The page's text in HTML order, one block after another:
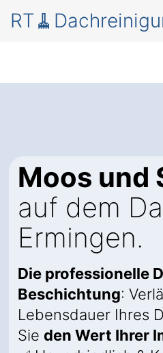
Moos und
auf dem
Ermingen.
Die professionelle
Beschichtung:
Lebensdauer Ihres
Sie den Wert Ihrer